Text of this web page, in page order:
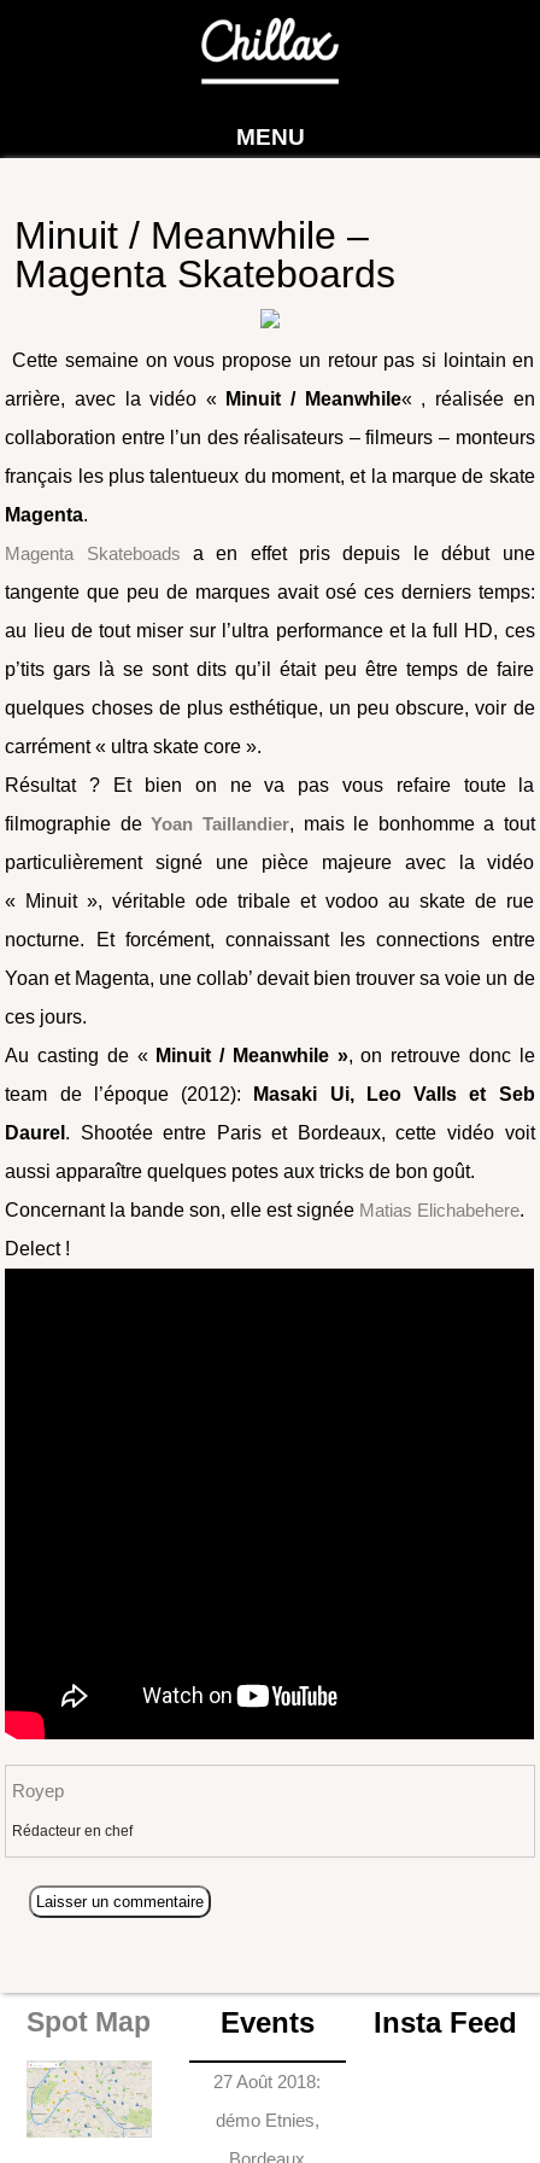
MENU
Minuit / Meanwhile –
Magenta Skateboards
Cette semaine on vous propose un retour pas si lointain en
arrière, avec la vidéo « Minuit / Meanwhile« , réalisée en
collaboration entre l’un des réalisateurs – filmeurs – monteurs
français les plus talentueux du moment, et la marque de skate
Magenta.
Magenta Skateboads a en effet pris depuis le début une
tangente que peu de marques avait osé ces derniers temps:
au lieu de tout miser sur l’ultra performance et la full HD, ces
p’tits gars là se sont dits qu’il était peu être temps de faire
quelques choses de plus esthétique, un peu obscure, voir de
carrément « ultra skate core ».
Résultat ? Et bien on ne va pas vous refaire toute la
filmographie deYoan Taillandier, mais le bonhomme a tout
particulièrement signé une pièce majeure avec la vidéo
« Minuit », véritable ode tribale et vodoo au skate de rue
nocturne. Et forcément, connaissant les connections entre
Yoan et Magenta, une collab’ devait bien trouver sa voie un de
ces jours.
Au casting de « Minuit / Meanwhile », on retrouve donc le
team de l’époque (2012):
Masaki Ui, Leo Valls et Seb
Daurel . Shootée entre Paris et Bordeaux, cette vidéo voit
aussi apparaître quelques potes aux tricks de bon goût.
Concernant la bande son, elle est signée Matias Elichabehere.
Delect !
Royep
Rédacteur en chef
Spot Map Events
27 Août 2018:
démo Etnies,
Bordeaux
Insta Feed